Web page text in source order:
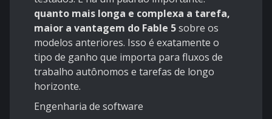
quanto mais longa e complexa a tarefa,
maior a vantagem do Fable 5sobre os
modelos anteriores. Isso é exatamente o
tipo de ganho que importa para fluxos de
trabalho autônomos e tarefas de longo
horizonte.
Engenharia de software